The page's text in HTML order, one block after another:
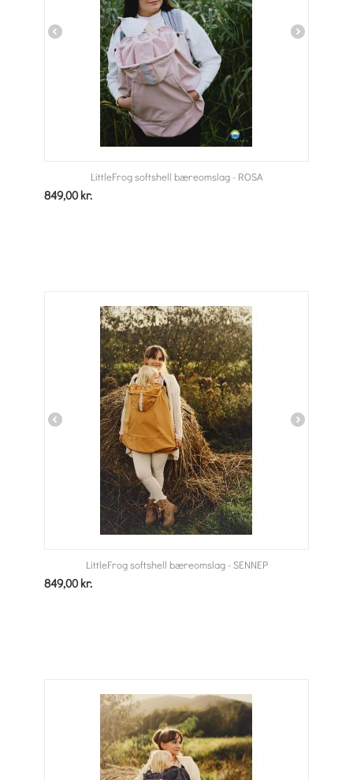
LittleFrog softshell bæreomslag - ROSA
849,00 kr.
LittleFrog softshell bæreomslag - SENNEP
849,00 kr.